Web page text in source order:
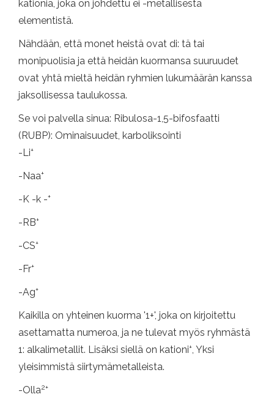
kationia, joka on johdettu ei -metallisesta
elementistä.
Nähdään, että monet heistä ovat di: tä tai
monipuolisia ja että heidän kuormansa suuruudet
ovat yhtä mieltä heidän ryhmien lukumäärän kanssa
jaksollisessa taulukossa.
Se voi palvella sinua: Ribulosa-1,5-bifosfaatti
(RUBP): Ominaisuudet, karboliksointi
-Li+
-Naa+
-K -k -+
-RB+
-CS+
-Fr+
-Ag+
Kaikilla on yhteinen kuorma '1+', joka on kirjoitettu
asettamatta numeroa, ja ne tulevat myös ryhmästä
1: alkalimetallit. Lisäksi siellä on kationi+ , Yksi
yleisimmistä siirtymämetalleista.
-Olla2+